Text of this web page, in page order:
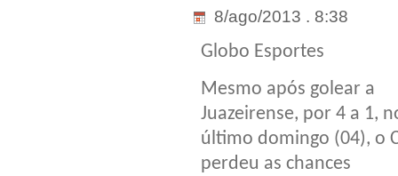
8/ago/2013 . 8:38
Globo Esportes
Mesmo após golear a
Juazeirense, por 4 a 1,
último domingo (04), o
perdeu as chances